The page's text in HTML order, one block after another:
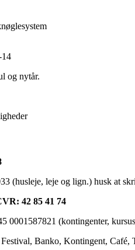
14
og nytår.
leje og lign.) husk at
42 85 41 74
(kontingenter,
Banko, Kontingent, Café,